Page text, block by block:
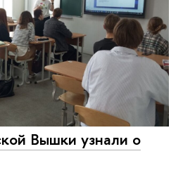
Вышки узнали о